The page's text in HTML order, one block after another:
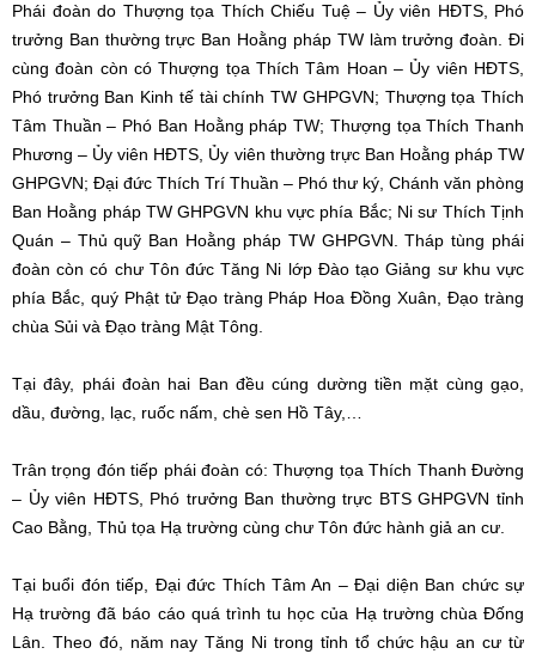
Phái đoàn do Thượng tọa Thích Chiếu Tuệ – Ủy viên HĐTS, Phó
trưởng Ban thường trực Ban Hoằng pháp TW làm trưởng đoàn. Đi
cùng đoàn còn có Thượng tọa Thích Tâm Hoan – Ủy viên HĐTS,
Phó trưởng Ban Kinh tế tài chính TW GHPGVN; Thượng tọa Thích
Tâm Thuần – Phó Ban Hoằng pháp TW; Thượng tọa Thích Thanh
Phương – Ủy viên HĐTS, Ủy viên thường trực Ban Hoằng pháp TW
GHPGVN; Đại đức Thích Trí Thuần – Phó thư ký, Chánh văn phòng
Ban Hoằng pháp TW GHPGVN khu vực phía Bắc; Ni sư Thích Tịnh
Quán – Thủ quỹ Ban Hoằng pháp TW GHPGVN. Tháp tùng phái
đoàn còn có chư Tôn đức Tăng Ni lớp Đào tạo Giảng sư khu vực
phía Bắc, quý Phật tử Đạo tràng Pháp Hoa Đồng Xuân, Đạo tràng
chùa Sủi và Đạo tràng Mật Tông.
Tại đây, phái đoàn hai Ban đều cúng dường tiền mặt cùng gạo,
dầu, đường, lạc, ruốc nấm, chè sen Hồ Tây,…
Trân trọng đón tiếp phái đoàn có: Thượng tọa Thích Thanh Đường
– Ủy viên HĐTS, Phó trưởng Ban thường trực BTS GHPGVN tỉnh
Cao Bằng, Thủ tọa Hạ trường cùng chư Tôn đức hành giả an cư.
Tại buổi đón tiếp, Đại đức Thích Tâm An – Đại diện Ban chức sự
Hạ trường đã báo cáo quá trình tu học của Hạ trường chùa Đống
Lân. Theo đó, năm nay Tăng Ni trong tỉnh tổ chức hậu an cư từ